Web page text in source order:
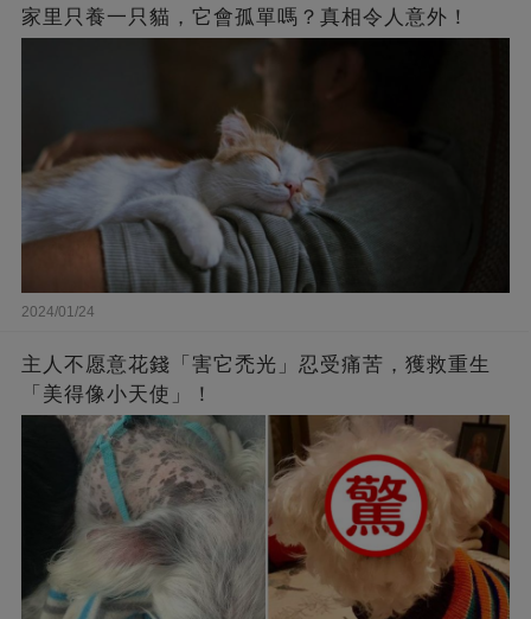
家里只養一只貓，它會孤單嗎？真相令人意外！
2024/01/24
主人不愿意花錢「害它禿光」忍受痛苦，獲救重生
「美得像小天使」！